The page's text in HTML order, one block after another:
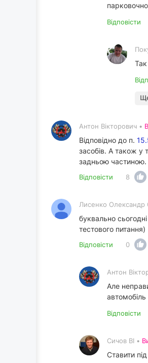
Відповісти
Антон Вікторович •
Відповідно до п.
засобів. А також у
задньою частиною.
Відповісти 8
Лисенко Олександр
буквально
тестового питання)
Відповісти 0
Антон
Але
Відповісти
Сичов ВІ •
Ставити